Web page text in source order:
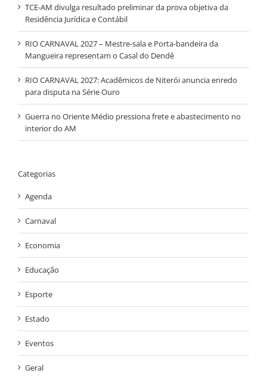
TCE-AM divulga resultado preliminar da prova objetiva da
Residência Jurídica e Contábil
RIO CARNAVAL 2027 – Mestre-sala e Porta-bandeira da
Mangueira representam o Casal do Dendê
RIO CARNAVAL 2027: Acadêmicos de Niterói anuncia enredo
para disputa na Série Ouro
Guerra no Oriente Médio pressiona frete e abastecimento no
interior do AM
Categorias
Agenda
Carnaval
Economia
Educação
Esporte
Estado
Eventos
Geral